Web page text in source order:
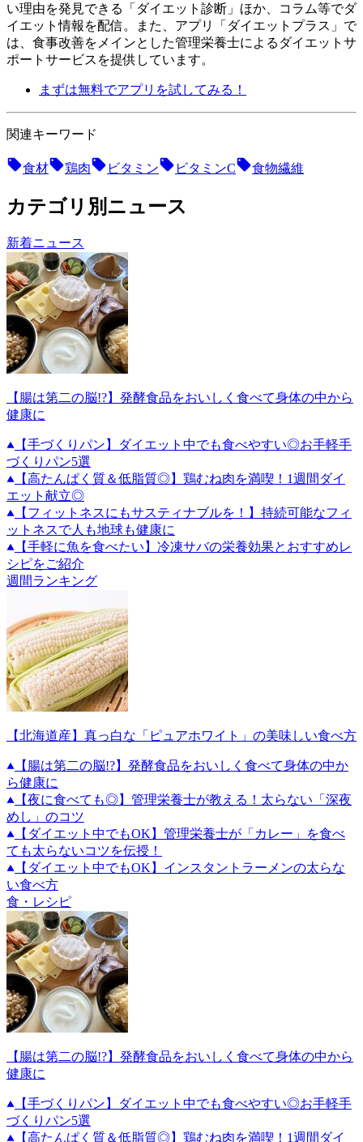
い理由を発見できる「ダイエット診断」ほか、コラム等でダ
イエット情報を配信。 また、アプリ「ダイエットプラス」で
は、食事改善をメインとした管理栄養士によるダイエットサ
ポートサービスを提供しています。
まずは無料でアプリを試してみる！
関連キーワード
食材 鶏肉 ビタミン ビタミンC 食物繊維
カテゴリ別ニュース
新着ニュース
【腸は第二の脳!?】発酵食品をおいしく食べて身体の中から
健康に
【手づくりパン】ダイエット中でも食べやすい◎お手軽手
づくりパン5選
【高たんぱく質＆低脂質◎】鶏むね肉を満喫！1週間ダイ
エット献立◎
【フィットネスにもサスティナブルを！】持続可能なフィ
ットネスで人も地球も健康に
【手軽に魚を食べたい】冷凍サバの栄養効果とおすすめレ
シピをご紹介
週間ランキング
【北海道産】真っ白な「ピュアホワイト」の美味しい食べ方
【腸は第二の脳!?】発酵食品をおいしく食べて身体の中か
ら健康に
【夜に食べても◎】管理栄養士が教える！太らない「深夜
めし」のコツ
【ダイエット中でもOK】管理栄養士が「カレー」を食べ
ても太らないコツを伝授！
【ダイエット中でもOK】インスタントラーメンの太らな
い食べ方
食・レシピ
【腸は第二の脳!?】発酵食品をおいしく食べて身体の中から
健康に
【手づくりパン】ダイエット中でも食べやすい◎お手軽手
づくりパン5選
【高たんぱく質＆低脂質◎】鶏むね肉を満喫！1週間ダイ